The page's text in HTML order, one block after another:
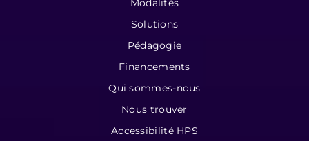
Modalités
Solutions
Pédagogie
Financements
Qui sommes-nous
Nous trouver
Accessibilité HPS